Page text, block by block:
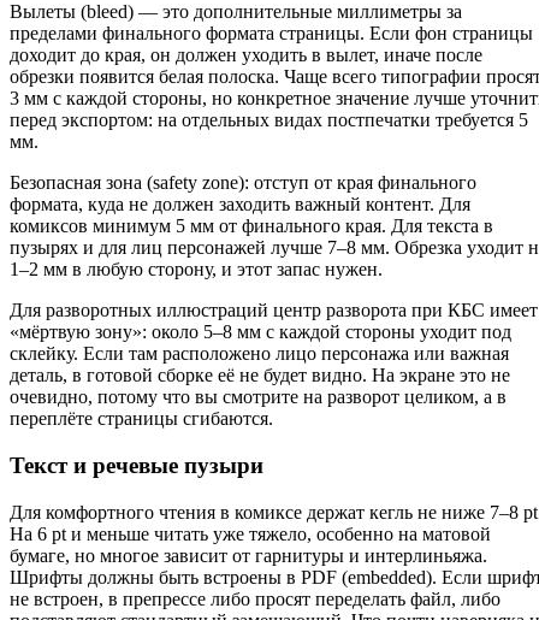
Вылеты (bleed) — это дополнительные миллиметры за
пределами финального формата страницы. Если фон страницы
доходит до края, он должен уходить в вылет, иначе после
обрезки появится белая полоска. Чаще всего типографии
3 мм с каждой стороны, но конкретное значение лучше
перед экспортом: на отдельных видах постпечатки требуется 5
мм.
Безопасная зона (safety zone): отступ от края финального
формата, куда не должен заходить важный контент. Для
комиксов минимум 5 мм от финального края. Для текста в
пузырях и для лиц персонажей лучше 7–8 мм. Обрезка уходит
1–2 мм в любую сторону, и этот запас нужен.
Для разворотных иллюстраций центр разворота при КБС имеет
«мёртвую зону»: около 5–8 мм с каждой стороны уходит под
склейку. Если там расположено лицо персонажа или важная
деталь, в готовой сборке её не будет видно. На экране это не
очевидно, потому что вы смотрите на разворот целиком, а в
переплёте страницы сгибаются.
Текст и речевые пузыри
Для комфортного чтения в комиксе держат кегль не ниже 7–8
На 6 pt и меньше читать уже тяжело, особенно на матовой
бумаге, но многое зависит от гарнитуры и интерлиньяжа.
Шрифты должны быть встроены в PDF (embedded). Если
не встроен, в препрессе либо просят переделать файл, либо